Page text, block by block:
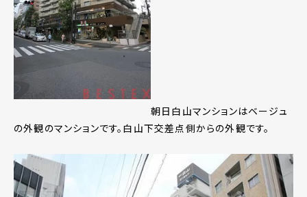
朝日白山マンションはベージュ
の外観のマンションです。白山下交差点側からの外観です。